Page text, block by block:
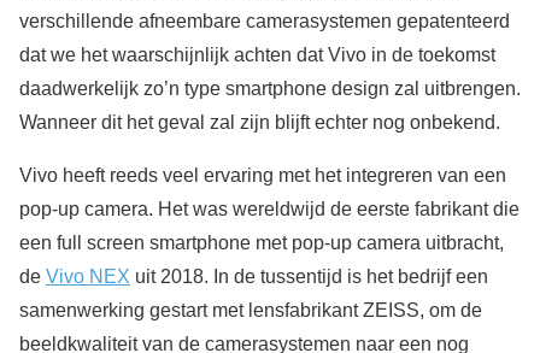
verschillende afneembare camerasystemen gepatenteerd
dat we het waarschijnlijk achten dat Vivo in de toekomst
daadwerkelijk zo’n type smartphone design zal uitbrengen.
Wanneer dit het geval zal zijn blijft echter nog onbekend.
Vivo heeft reeds veel ervaring met het integreren van een
pop-up camera. Het was wereldwijd de eerste fabrikant die
een full screen smartphone met pop-up camera uitbracht,
de Vivo NEX uit 2018. In de tussentijd is het bedrijf een
samenwerking gestart met lensfabrikant ZEISS, om de
beeldkwaliteit van de camerasystemen naar een nog